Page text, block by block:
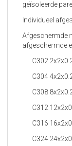
geïsoleerde
Individueel
Afgeschermde
afgeschermde
C302
C304
C308
C312
C316
C324